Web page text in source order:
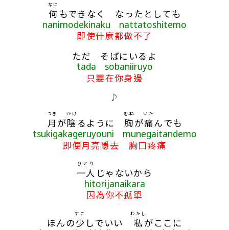
何
なに
もできなく なったとしても
nanimodekinaku nattatoshitemo
即使什麼都做不了
ただ そばにいるよ
tada sobaniiruyo
只要在你身邊
♪
月
つき
が陰
かげ
るように 胸
むね
が痛
いた
んでも
tsukigakageruyouni munegaitandemo
即便月亮隱去 胸口疼痛
一人
ひとり
じゃないから
hitorijanaikara
因為你不孤單
ほんの少
すこ
しでいい 私
わたし
がここに